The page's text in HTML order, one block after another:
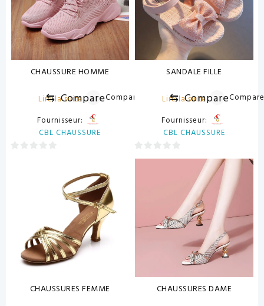
CHAUSSURE HOMME
Lire la suite
⇆ CompareCompare
Fournisseur:
CBL CHAUSSURE
SANDALE FILLE
Lire la suite
⇆ Compare
Fournisseur:
CBL CHAUSSURE
0
CHAUSSURES FEMME CHAUSSURES DAME